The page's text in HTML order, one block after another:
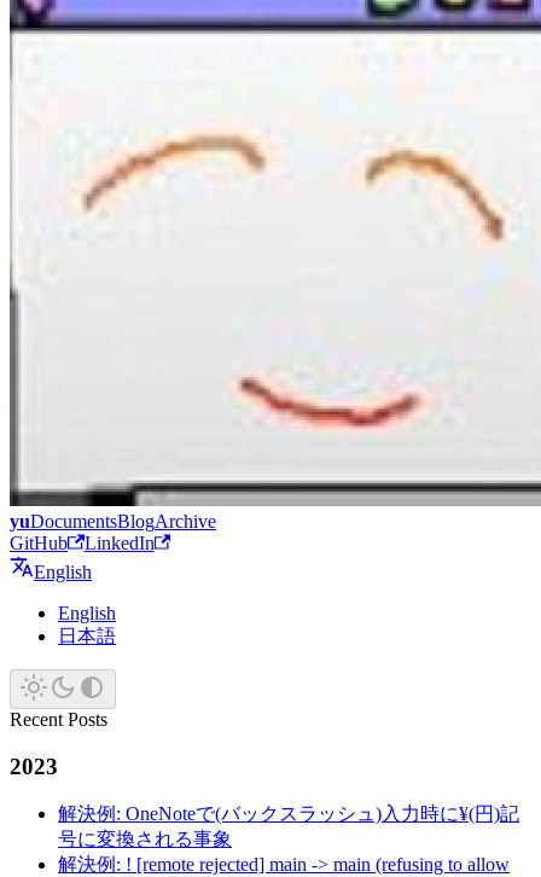
yuDocumentsBlogArchive
GitHub
LinkedIn
English
English
日本語
Recent Posts
2023
解決例: OneNoteで(バックスラッシュ)入力時に¥(円)記
号に変換される事象
解決例: ! [remote rejected] main -> main (refusing to allow